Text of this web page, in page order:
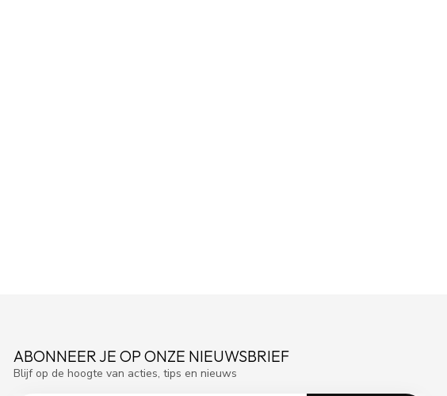
ABONNEER JE OP ONZE NIEUWSBRIEF
Blijf op de hoogte van acties, tips en nieuws